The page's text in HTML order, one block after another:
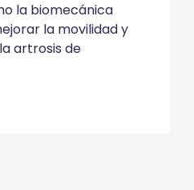
la biomecánica
la movilidad y
artrosis de